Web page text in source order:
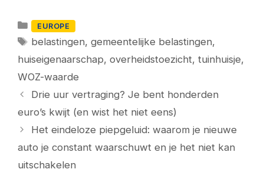
Categorieën
EUROPE
Tags
belastingen,gemeentelijke belastingen,
huiseigenaarschap, overheidstoezicht, tuinhuisje,
WOZ-waarde
Drie uur vertraging? Je bent honderden
euro’s kwijt (en wist het niet eens)
Het eindeloze piepgeluid: waarom je nieuwe
auto je constant waarschuwt en je het niet kan
uitschakelen